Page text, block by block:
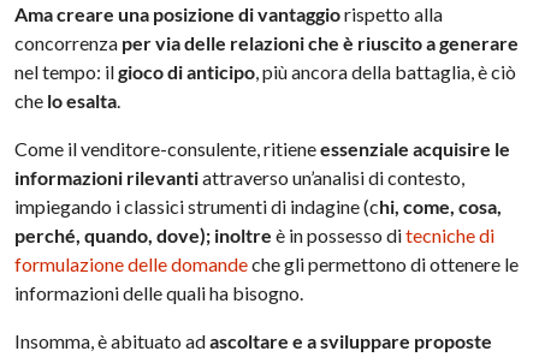
Ama creare una posizione di vantaggiorispetto alla
concorrenza per via delle relazioni che è riuscito a generare
nel tempo: ilgioco di anticipo, più ancora della battaglia, è ciò
che lo esalta.
Come il venditore-consulente, ritieneessenziale acquisire le
informazioni rilevantiattraverso un’analisi di contesto,
impiegando i classici strumenti di indagine (chi, come, cosa,
perché, quando, dove); inoltreè in possesso ditecniche di
formulazione delle domandeche gli permettono di ottenere le
informazioni delle quali ha bisogno.
Insomma, è abituato adascoltare e a sviluppare proposte